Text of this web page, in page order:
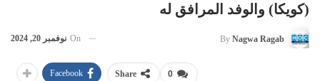
(كويكا) والوفد المرافق له
By Nagwa Ragab
On نوفمبر 20, 2024
0
Share
Facebook